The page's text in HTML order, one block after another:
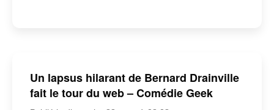
Un lapsus hilarant de Bernard Drainville
fait le tour du web – Comédie Geek